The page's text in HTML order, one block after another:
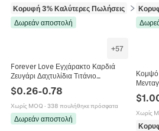
Κορυφή 3% Καλύτερες Πωλήσεις
σε Κολιέ
Δωρεάν αποστολή
+57
Forever Love Εγχάρακτο Καρδιά
Ζευγάρι Δαχτυλίδια Τιτάνιο
Ανοξείδωτο Ατσάλι Κυβική Ζιρκόνια
Κοσμήματα Δώρο Άνδρες Γυναίκες
$0.26-0.78
Χωρίς MOQ · 338 πουλήθηκε πρόσφατα
Δωρεάν αποστολή
Κομψό
18K
για
$
Χωρίς